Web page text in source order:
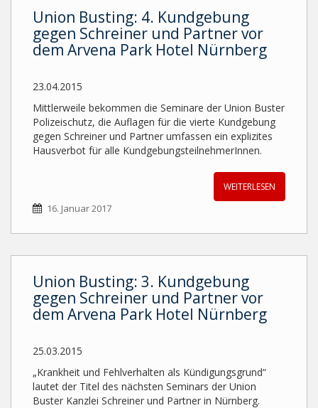
Union Busting: 4. Kundgebung
gegen Schreiner und Partner vor
dem Arvena Park Hotel Nürnberg
23.04.2015
Mittlerweile bekommen die Seminare der Union Buster
Polizeischutz, die Auflagen für die vierte Kundgebung
gegen Schreiner und Partner umfassen ein explizites
Hausverbot für alle KundgebungsteilnehmerInnen.
WEITERLESEN
16. Januar 2017
Union Busting: 3. Kundgebung
gegen Schreiner und Partner vor
dem Arvena Park Hotel Nürnberg
25.03.2015
„Krankheit und Fehlverhalten als Kündigungsgrund“
lautet der Titel des nächsten Seminars der Union
Buster Kanzlei Schreiner und Partner in Nürnberg.